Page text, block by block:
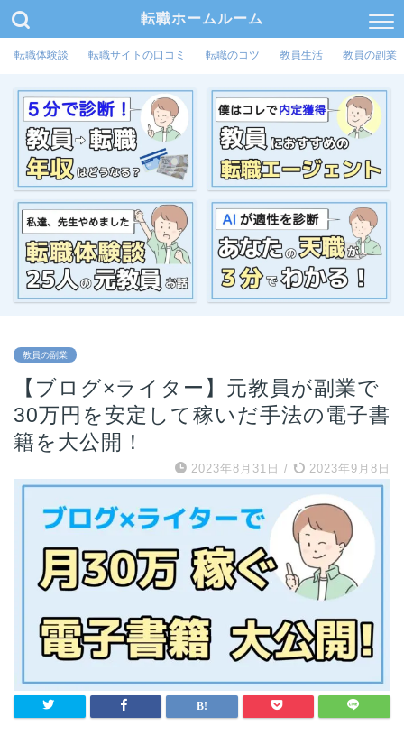
転職ホームルーム
転職体験談 転職サイトの口コミ 転職のコツ 教員生活 教員の副業
教員の副業
【ブログ×ライター】元教員が副業で
30万円を安定して稼いだ手法の電子書
籍を大公開！
2023年8月31日 / 2023年9月8日